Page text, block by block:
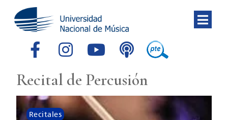
Recital de Percusión
Recitales